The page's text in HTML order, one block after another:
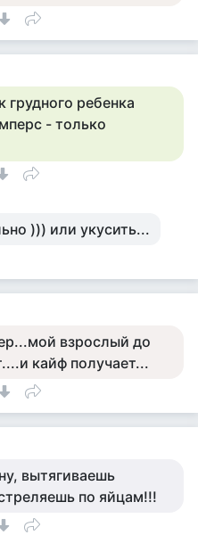
ребенка
- только
))) или укусить...
взрослый до
кайф получает...
вытягиваешь
по яйцам!!!